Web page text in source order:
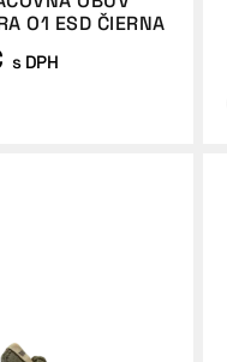
O1 ESD ČIERNA
s DPH